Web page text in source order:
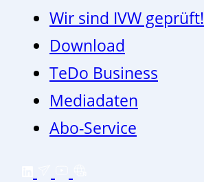
Wir sind IVW geprüft!
Download
TeDo Business
Mediadaten
Abo-Service